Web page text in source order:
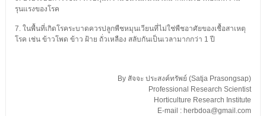
รุนแรงของโรค
7. ในพื้นที่เกิดโรคระบาดควรปลูกพืชหมุนเวียนที่ไม่ใช่พืชอาศัยของเชื้อสาเหตุ
โรค เช่น ข้าวโพด ข้าว ฝ้าย ถั่วเหลือง สลับกันเป็นเวลามากกว่า 1 ปี
By สัจจะ ประสงค์ทรัพย์ (Satja Prasongsap)
Professional Research Scientist
Horticulture Research Institute
E-mail : herbdoa@gmail.com